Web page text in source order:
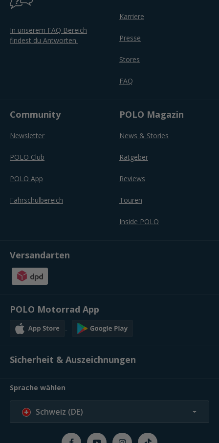
In unserem FAQ Bereich
findest du Antworten.
Karriere
Presse
Stores
FAQ
Community
Newsletter
POLO Club
POLO App
Fahrschulbereich
POLO Magazin
News & Stories
Ratgeber
Reviews
Touren
Inside POLO
Versandarten
POLO Motorrad App
Sicherheit & Auszeichnungen
Sprache wählen
Schweiz (DE)